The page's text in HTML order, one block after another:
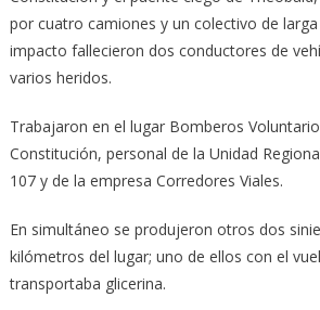
por cuatro camiones y un colectivo de
impacto fallecieron dos conductores de
varios heridos.
Trabajaron en el lugar Bomberos
Constitución, personal de la Unidad
107 y de la empresa Corredores Viales.
En simultáneo se produjeron otros dos
kilómetros del lugar; uno de ellos con el
transportaba glicerina.